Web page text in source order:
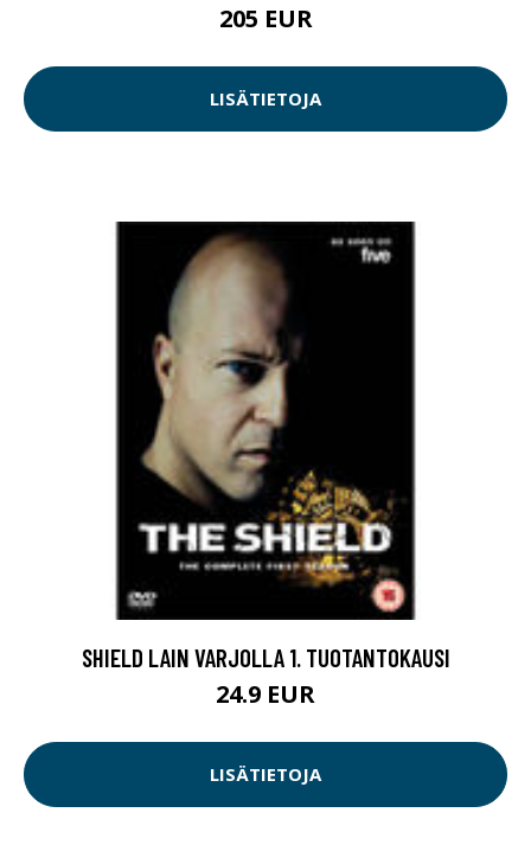
205 EUR
LISÄTIETOJA
SHIELD LAIN VARJOLLA 1. TUOTANTOKAUSI
24.9 EUR
LISÄTIETOJA